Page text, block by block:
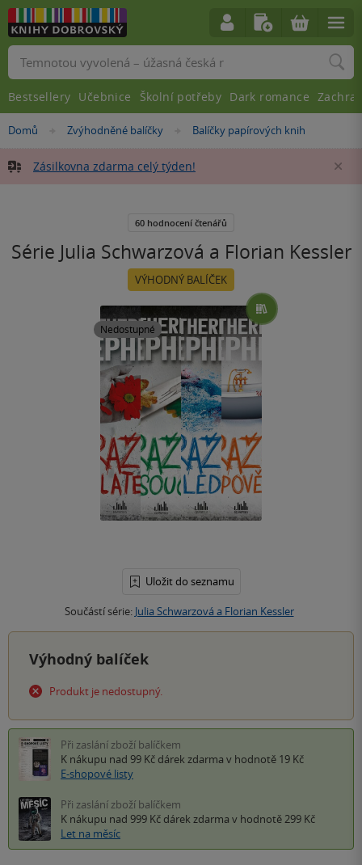
Nacházíte
zde:
Domů »
Zvýhodněné balíčky »
Balíčky papírových knih
Zásilkovna zdarma celý týden!
Série Julia Schwarzová a Florian Kessler
VÝHODNÝ BALÍČEK
Nedostupné
Uložit do seznamu
Součástí série: Julia Schwarzová a Florian Kessler
60 hodnocení čtenářů
Výhodný balíček
Produkt je nedostupný.
Při zaslání zboží balíčkem
K nákupu nad 99 Kč dárek zdarma v hodnotě 19 Kč
E-shopové listy
Při zaslání zboží balíčkem
K nákupu nad 999 Kč dárek zdarma v hodnotě 299 Kč
Let na měsíc
Vyhledávání
Bestsellery Učebnice Školní potřeby Dark romance